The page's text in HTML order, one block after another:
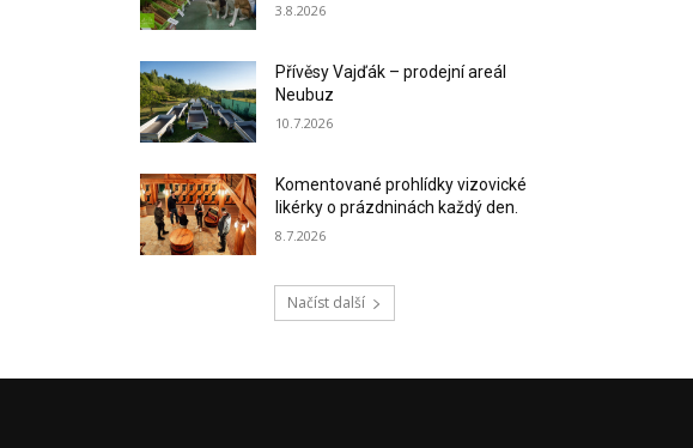
3.8.2026
Přívěsy Vajďák – prodejní areál
Neubuz
10.7.2026
Komentované prohlídky vizovické
likérky o prázdninách každý den.
8.7.2026
Načíst další